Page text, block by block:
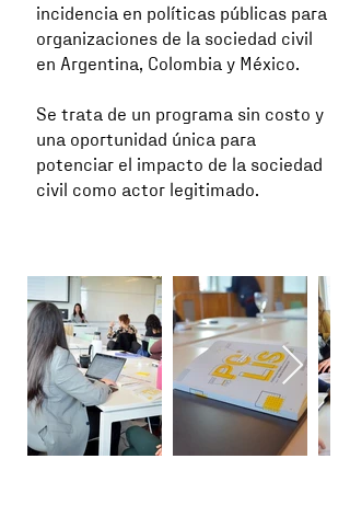
incidencia en políticas públicas para
organizaciones de la sociedad civil
en Argentina, Colombia y México.
Se trata de un programa sin costo y
una oportunidad única para
potenciar el impacto de la sociedad
civil como actor legitimado.